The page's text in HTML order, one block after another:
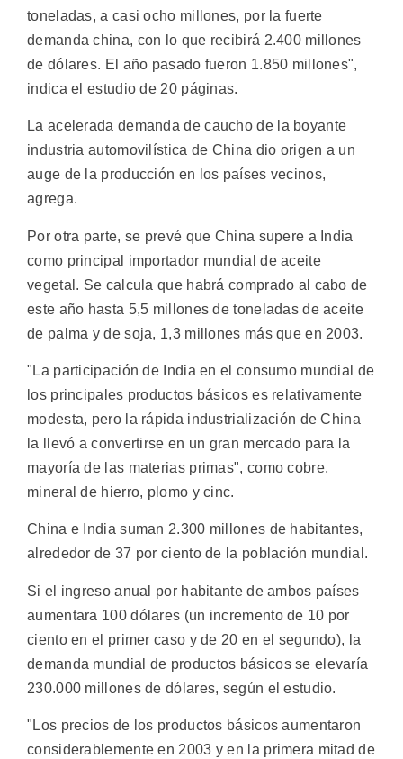
toneladas, a casi ocho millones, por la fuerte
demanda china, con lo que recibirá 2.400 millones
de dólares. El año pasado fueron 1.850 millones",
indica el estudio de 20 páginas.
La acelerada demanda de caucho de la boyante
industria automovilística de China dio origen a un
auge de la producción en los países vecinos,
agrega.
Por otra parte, se prevé que China supere a India
como principal importador mundial de aceite
vegetal. Se calcula que habrá comprado al cabo de
este año hasta 5,5 millones de toneladas de aceite
de palma y de soja, 1,3 millones más que en 2003.
"La participación de India en el consumo mundial de
los principales productos básicos es relativamente
modesta, pero la rápida industrialización de China
la llevó a convertirse en un gran mercado para la
mayoría de las materias primas", como cobre,
mineral de hierro, plomo y cinc.
China e India suman 2.300 millones de habitantes,
alrededor de 37 por ciento de la población mundial.
Si el ingreso anual por habitante de ambos países
aumentara 100 dólares (un incremento de 10 por
ciento en el primer caso y de 20 en el segundo), la
demanda mundial de productos básicos se elevaría
230.000 millones de dólares, según el estudio.
"Los precios de los productos básicos aumentaron
considerablemente en 2003 y en la primera mitad de